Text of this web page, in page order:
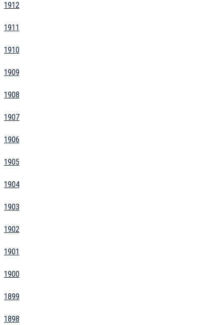
1912
1911
1910
1909
1908
1907
1906
1905
1904
1903
1902
1901
1900
1899
1898